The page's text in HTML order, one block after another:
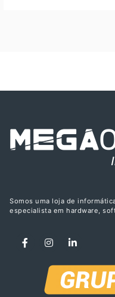
Somos uma loja de
especialista em hardware,